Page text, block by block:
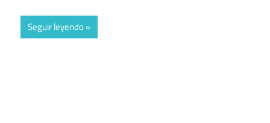
Seguir leyendo